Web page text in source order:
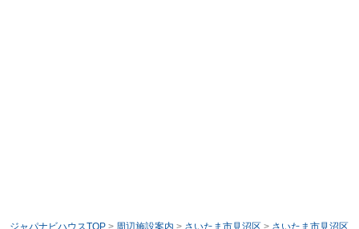
ジャパナビハウスTOP > 周辺施設案内 > さいたま市見沼区 > さいたま市見沼区